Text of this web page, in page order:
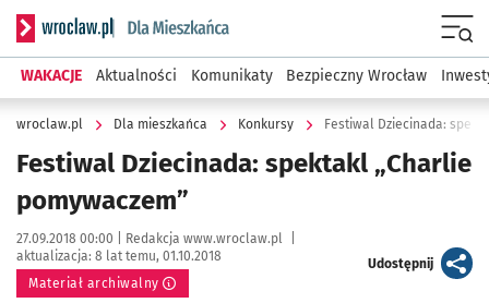
Serwis informacyjny wroclaw.pl podserwis: Dla mieszkańca
WAKACJE Aktualności Komunikaty Bezpieczny Wrocław
wroclaw.pl Dla mieszkańca Konkursy Festiwal Dziecinada:
Festiwal Dziecinada: spektakl „Charlie
pomywaczem”
Data publikacji:
27.09.2018 00:00 | Autor:
Redakcja www.wroclaw.pl
aktualizacja: 8 lat temu, 01.10.2018
Materiał archiwalny
Udostępnijartykuł